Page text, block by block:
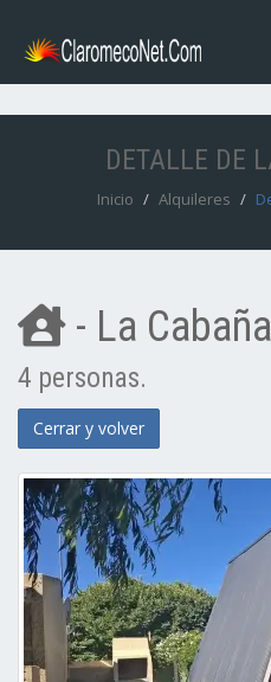
DETALLE DE
Inicio Alquileres
- La
4 personas.
Cerrar y volver